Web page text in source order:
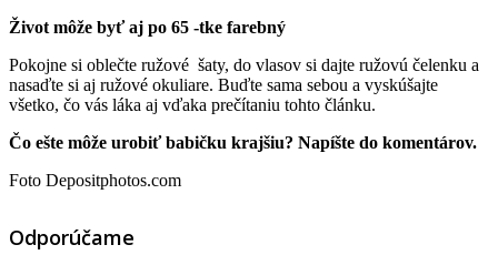
Život môže byť aj po 65 -tke farebný
Pokojne si oblečte ružové šaty, do vlasov si dajte ružovú čelenku a
nasaďte si aj ružové okuliare. Buďte sama sebou a vyskúšajte
všetko, čo vás láka aj vďaka prečítaniu tohto článku.
Čo ešte môže urobiť babičku krajšiu? Napíšte do komentárov.
Foto Depositphotos.com
Odporúčame